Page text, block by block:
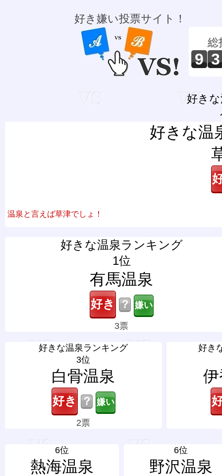
好き嫌い投票サイト！
総
9 3
好き
好きな温
温泉と言えば草津でしょ！
好きな温泉ランキング
1位
有馬温泉
？
3票
好きな温泉ランキング
3位
白骨温泉
？
2票
好き
6位
熱海温泉
6位
野沢温泉